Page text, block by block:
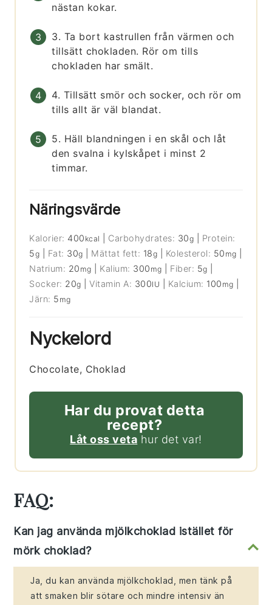
nästan kokar.
3. Ta bort kastrullen från värmen och
tillsätt chokladen. Rör om tills
chokladen har smält.
4. Tillsätt smör och socker, och rör om
tills allt är väl blandat.
5. Häll blandningen i en skål och låt
den svalna i kylskåpet i minst 2
timmar.
Näringsvärde
Kalorier: 400 kcal Carbohydrates: 30g
Protein:
5g Fat: 30g Mättat fett: 18g Kolesterol: 50 mg
Natrium: 20 mg Kalium: 300 mg Fiber: 5g
Socker: 20g |Vitamin A: 300IU Kalcium: 100 mg
Järn: 5 mg
Nyckelord
Chocolate, Choklad
Har du provat detta
recept?
Låt oss veta hur det var!
FAQ:
Kan jag använda mjölkchoklad istället för
mörk choklad?
Ja, du kan använda mjölkchoklad, men tänk på
att smaken blir sötare och mindre intensiv än